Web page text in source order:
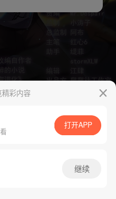
App免费看
腾漫App免费看
彩内容
打开APP
继续